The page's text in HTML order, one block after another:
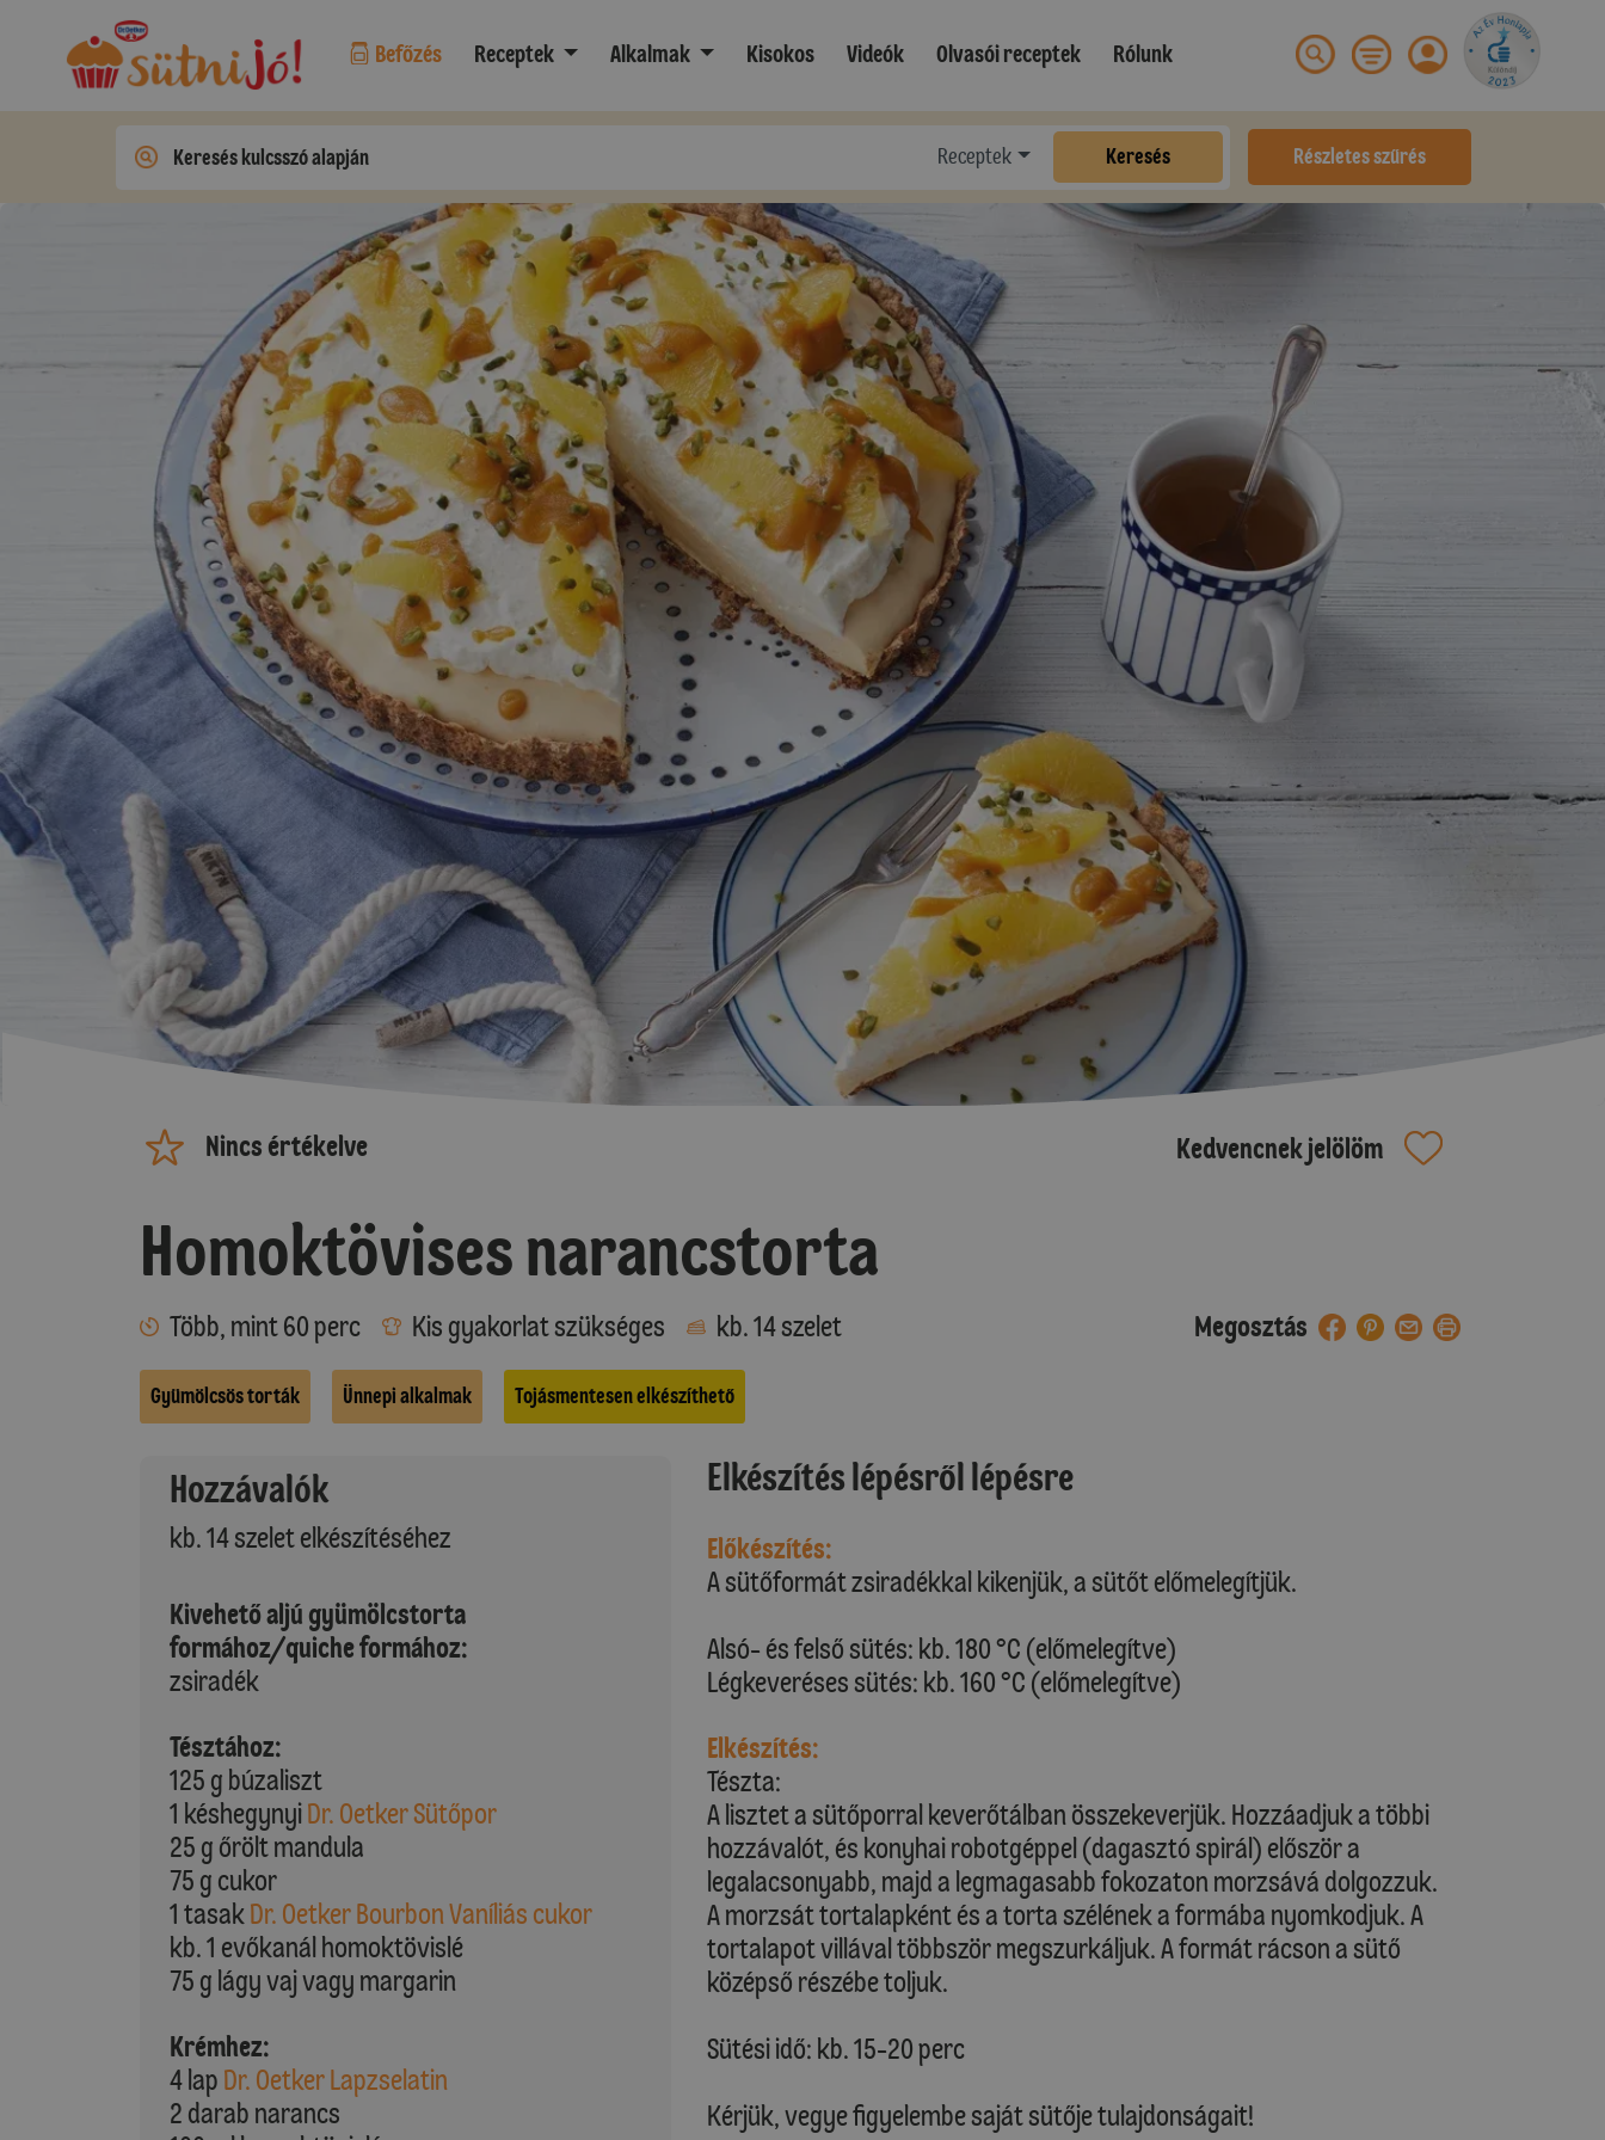
Befőzés Receptek Alkalmak Kisokos Videók Olvasói receptek Rólunk
Receptek Keresés Részletes szűrés
Nincs értékelve Kedvencnek jelölöm
Homoktövises narancstorta
Több, mint 60 perc Kis gyakorlat szükséges kb. 14 szelet Megosztás
Gyümölcsös torták Ünnepi alkalmak Tojásmentesen elkészíthető
Hozzávalók
kb. 14 szelet elkészítéséhez
Kivehető aljú gyümölcstorta
formához/quiche formához:
zsiradék
Tésztához:
125 g búzaliszt
1 késhegynyiDr. Oetker Sütőpor
25 g őrölt mandula
75 g cukor
1 tasakDr. Oetker Bourbon Vaníliás cukor
kb. 1 evőkanál homoktövislé
75 g lágy vaj vagy margarin
Krémhez:
4 lap Dr. Oetker Lapzselatin
2 darab narancs
Elkészítés lépésről lépésre
Előkészítés:
A sütőformát zsiradékkal kikenjük, a sütőt előmelegítjük.
Alsó- és felső sütés: kb. 180 °C (előmelegítve)
Légkeveréses sütés: kb. 160 °C (előmelegítve)
Elkészítés:
Tészta:
A lisztet a sütőporral keverőtálban összekeverjük. Hozzáadjuk a többi
hozzávalót, és konyhai robotgéppel (dagasztó spirál) először a
legalacsonyabb, majd a legmagasabb fokozaton morzsává dolgozzuk.
A morzsát tortalapként és a torta szélének a formába nyomkodjuk. A
tortalapot villával többször megszurkáljuk. A formát rácson a sütő
középső részébe toljuk.
Sütési idő: kb. 15-20 perc
Kérjük, vegye figyelembe saját sütője tulajdonságait!